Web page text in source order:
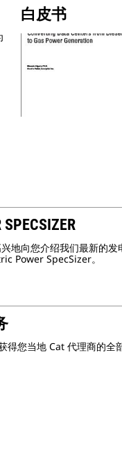
白皮书
SPECSIZER
地向您介绍我们最新的发
Power SpecSizer。
得您当地 Cat 代理商的全